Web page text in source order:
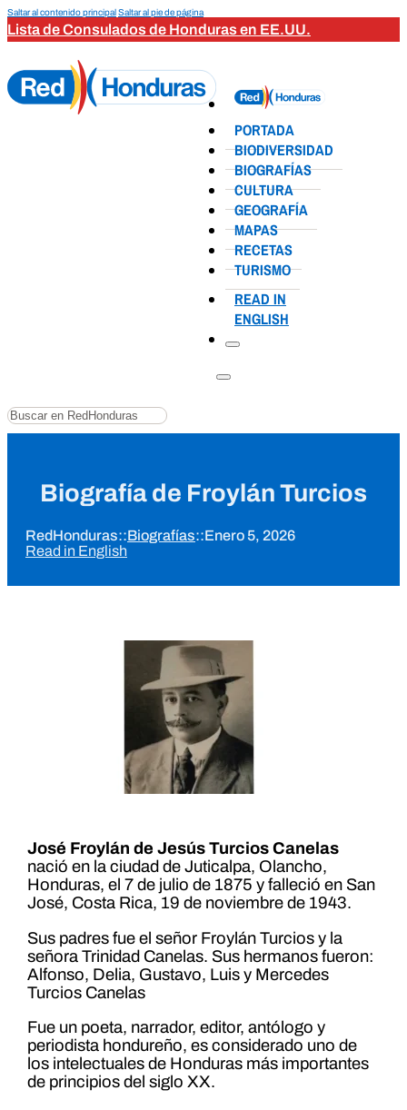
Saltar al contenido principalSaltar al pie de página
Lista de Consulados de Honduras en EE.UU.
PORTADA
BIODIVERSIDAD
BIOGRAFÍAS
CULTURA
GEOGRAFÍA
MAPAS
RECETAS
TURISMO
READ IN
ENGLISH
Buscar
Biografía de Froylán Turcios
RedHonduras::Biografías::Enero 5, 2026
Read in English
José Froylán de Jesús Turcios Canelas
nació en la ciudad de Juticalpa, Olancho,
Honduras, el 7 de julio de 1875 y falleció en San
José, Costa Rica, 19 de noviembre de 1943.
Sus padres fue el señor Froylán Turcios y la
señora Trinidad Canelas. Sus hermanos fueron:
Alfonso, Delia, Gustavo, Luis y Mercedes
Turcios Canelas
Fue un poeta, narrador, editor, antólogo y
periodista hondureño, es considerado uno de
los intelectuales de Honduras más importantes
de principios del siglo XX.